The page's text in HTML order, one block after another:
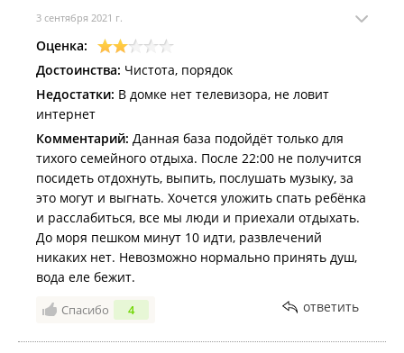
удобно, и на территории базы плохо ловит связь,
может подумать, что то с вай-фаем. В общем база
для тех, кто хочет спокойного отдыха, без шумных
компаний. С маленькими детьми прям идеально.
Спасибо вам за отдых!
3 сентября 2021 г.
Оценка:
Достоинства: Чистота, порядок
Недостатки: В домке нет телевизора, не ловит
интернет
Комментарий: Данная база подойдёт только для
тихого семейного отдыха. После 22:00 не получится
посидеть отдохнуть, выпить, послушать музыку, за
это могут и выгнать. Хочется уложить спать ребёнка
и расслабиться, все мы люди и приехали отдыхать.
До моря пешком минут 10 идти, развлечений
никаких нет. Невозможно нормально принять душ,
вода еле бежит.
Спасибо 4 ответить